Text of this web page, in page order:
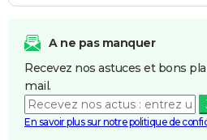
A ne pas manquer
Recevez nos astuces et bons
mail.
En savoir plus sur notre politique de